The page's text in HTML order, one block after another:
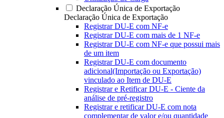
Declaração Única de Exportação
Declaração Única de Exportação
Registrar DU-E com NF-e
Registrar DU-E com mais de 1 NF-e
Registrar DU-E com NF-e que possui mais
de um item
Registrar DU-E com documento
adicional(Importação ou Exportação)
vinculado ao Item de DU-E
Registrar e Retificar DU-E - Ciente da
análise de pré-registro
Registrar e retificar DU-E com nota
complementar de valor e/ou quantidade